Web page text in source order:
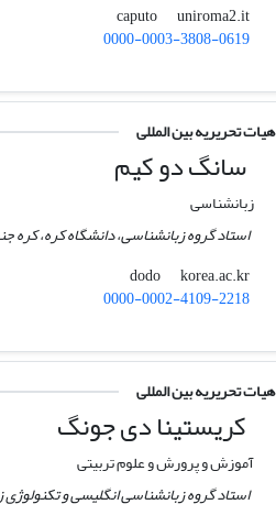
caputo
uniroma2.it
0000-0003-3808-0619
هیات تحریریه بین المللی
سانگ دو کیم
زبانشناسی
استاد گروه زبانشناسی، دانشگاه کره، کره
dodo
korea.ac.kr
0000-0002-4109-2218
هیات تحریریه بین المللی
کریستینا دی جونگ
آموزش و پرورش و علوم تربیتی
استاد گروه زبانشناسی انگلیسی و